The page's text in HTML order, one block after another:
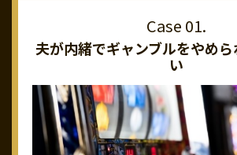
夫が内緒でギャンブルをやめ
い